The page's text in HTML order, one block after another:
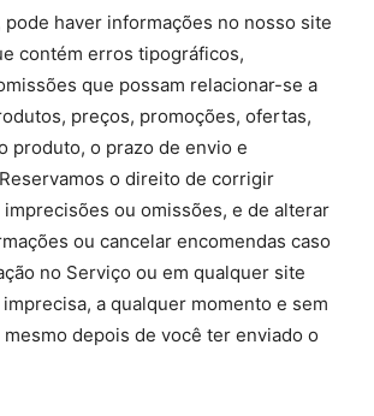
pode haver informações no nosso site
contém erros tipográficos,
que possam relacionar-se a
preços, promoções, ofertas,
produto, o prazo de envio e
o direito de corrigir
ou omissões, e de alterar
ou cancelar encomendas caso
no Serviço ou em qualquer site
a qualquer momento e sem
depois de você ter enviado o